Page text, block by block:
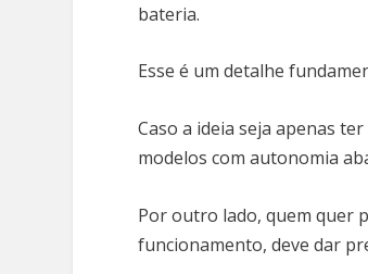
bateria.
Esse é um detalhe
Caso a ideia seja apenas
modelos com autonomia
Por outro lado, quem quer
funcionamento, deve dar